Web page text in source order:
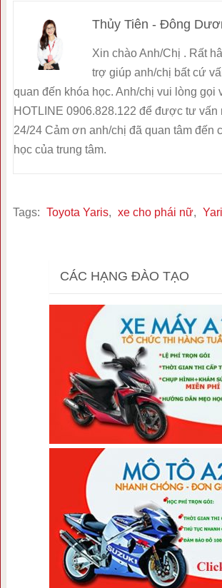
Thủy Tiên - Đông
Xin chào Anh/Chị . Rất
trợ giúp anh/chị bất cứ
quan đến khóa học. Anh/chị vui lòng gọi
HOTLINE 0906.828.122 để được tư vấn
24/24 Cảm ơn anh/chị đã quan tâm đến
học của trung tâm.
Tags: Toyota Yaris, xe cho phái nữ,
CÁC HẠNG ĐÀO TẠO